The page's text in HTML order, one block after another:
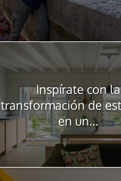
Inspírate con la
transformación de
en un...